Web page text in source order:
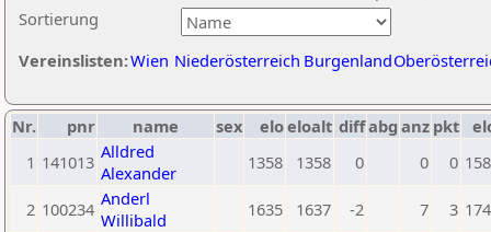
Sortierung
Vereinslisten:Wien Niederösterreich Burgenland
Nr. pnr name sex eloeloalt diffabg anz pkt
1 141013 Alldred
Alexander
1358 1358 0 0 0
2 100234 Anderl
Willibald
1635 1637 -2 7 3